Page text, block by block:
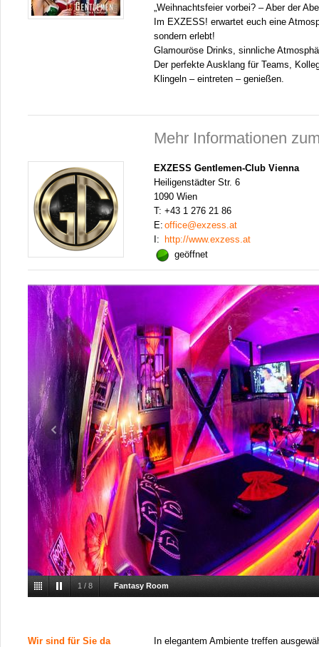
„Weihnachtsfeier vorbei? – Aber der
Im EXZESS! erwartet euch eine
sondern erlebt!
Glamouröse Drinks, sinnliche
Der perfekte Ausklang für Teams,
Klingeln – eintreten – genießen.
Mehr Informationen
EXZESS Gentlemen-Club Vienna
Heiligenstädter Str. 6
1090 Wien
T: +43 1 276 21 86
E: office@exzess.at
I:
http://www.exzess.at
geöffnet
1 / 8 Fantasy Room
Wir sind für Sie da
In elegantem Ambiente treffen